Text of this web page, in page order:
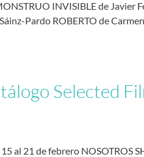
INVISIBLE de Javier
Pardo ROBERTO de
Selected
al 21 de febrero NOSOTROS